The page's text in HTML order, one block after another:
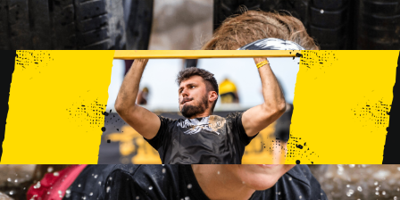
KIDS
15 PRZESZKÓD
1 KM+
TRENINGI
WYDARZENIA
RUNMAGEDDON LUBLIN ZALEW ZEMBORZYCKI
22/23.08.2026
RUNMAGEDDON ERGO ARENA GDAŃSK/SOPOT
12/13.09.2026
RUNMAGEDDON KIDS: DEMO WARSZAWA 24/26.09.2026